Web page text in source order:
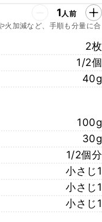
1人前
火加減など、手順も分量に合
2枚
1/2個
40g
100g
30g
1/2個分
小さじ1
小さじ1
小さじ1